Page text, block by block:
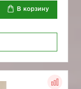
В корзину